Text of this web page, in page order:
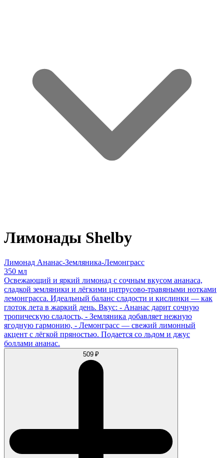
Лимонады Shelby
Лимонад Ананас-Земляника-Лемонграсс
350 мл
Освежающий и яркий лимонад с сочным вкусом ананаса,
сладкой земляники и лёгкими цитрусово-травяными нотками
лемонграсса. Идеальный баланс сладости и кислинки — как
глоток лета в жаркий день. Вкус: - Ананас дарит сочную
тропическую сладость, - Земляника добавляет нежную
ягодную гармонию, - Лемонграсс — свежий лимонный
акцент с лёгкой пряностью. Подается со льдом и джус
боллами ананас.
509 ₽